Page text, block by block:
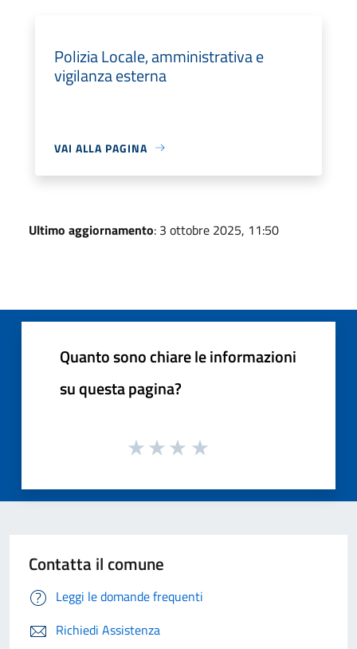
Polizia Locale, amministrativa e
vigilanza esterna
VAI ALLA PAGINA
Ultimo aggiornamento: 3 ottobre 2025, 11:50
Quanto sono chiare le informazioni
su questa pagina?
Contatta il comune
Leggi le domande frequenti
Richiedi Assistenza